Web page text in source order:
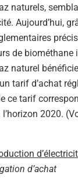
naturels,
Aujourd’hui,
de biométhane
naturel
tarif d’achat
ce tarif
2020.
d’achat